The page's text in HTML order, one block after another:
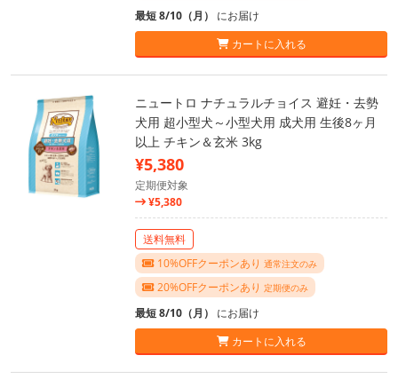
最短 8/10（月） にお届け
カートに入れる
ニュートロ ナチュラルチョイス 避妊・去勢
犬用 超小型犬～小型犬用 成犬用 生後8ヶ月
以上 チキン＆玄米 3kg
¥5,380
定期便対象
¥5,380
送料無料
10%OFFクーポンあり 通常注文のみ
20%OFFクーポンあり 定期便のみ
最短 8/10（月） にお届け
カートに入れる